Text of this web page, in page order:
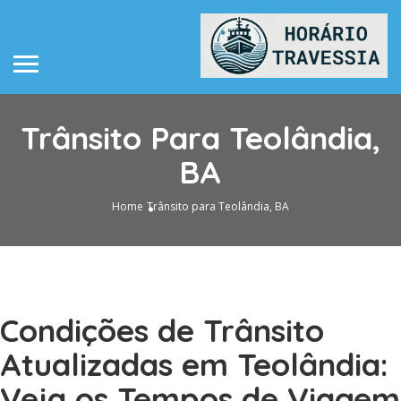
Trânsito Para Teolândia,
BA
Home Trânsito para Teolândia, BA
Condições de Trânsito
Atualizadas em Teolândia: